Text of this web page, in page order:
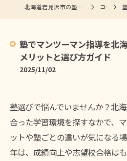
北海道岩見沢市の塾ならフリースタイル自習室each コラム 塾
塾でマンツーマン指導を北
メリットと選び方ガイド
2025/11/02
塾選びで悩んでいませんか？北
合った学習環境を探すなかで、
ットや塾ごとの違いが気になる
年は、成績向上や志望校合格は